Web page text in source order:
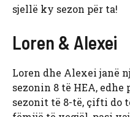
sjellë ky sezon për ta!
Loren & Alexei
Loren dhe Alexei janë
sezonin 8 të HEA, edhe
sezonit të 8-të, çifti do